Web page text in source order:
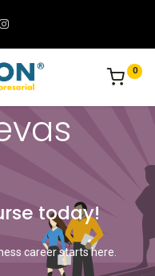
0
today!
career starts here.